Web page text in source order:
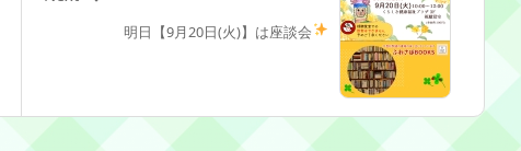
明日【9月20日(火)】は座談会